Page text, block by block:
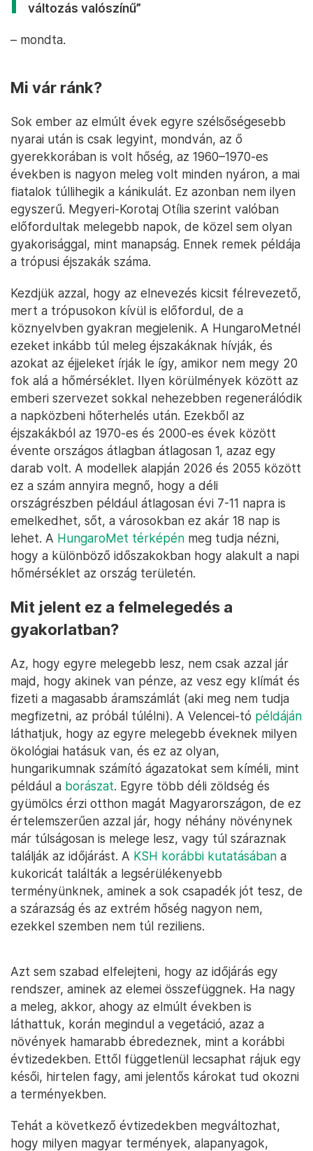
változás valószínű”
– mondta.
Mi vár ránk?
Sok ember az elmúlt évek egyre szélsőségesebb
nyarai után is csak legyint, mondván, az ő
gyerekkorában is volt hőség, az 1960–1970-es
években is nagyon meleg volt minden nyáron, a mai
fiatalok túllihegik a kánikulát. Ez azonban nem ilyen
egyszerű. Megyeri-Korotaj Otília szerint valóban
előfordultak melegebb napok, de közel sem olyan
gyakorisággal, mint manapság. Ennek remek példája
a trópusi éjszakák száma.
Kezdjük azzal, hogy az elnevezés kicsit félrevezető,
mert a trópusokon kívül is előfordul, de a
köznyelvben gyakran megjelenik. A HungaroMetnél
ezeket inkább túl meleg éjszakáknak hívják, és
azokat az éjjeleket írják le így, amikor nem megy 20
fok alá a hőmérséklet. Ilyen körülmények között az
emberi szervezet sokkal nehezebben regenerálódik
a napközbeni hőterhelés után. Ezekből az
éjszakákból az 1970-es és 2000-es évek között
évente országos átlagban átlagosan 1, azaz egy
darab volt. A modellek alapján 2026 és 2055 között
ez a szám annyira megnő, hogy a déli
országrészben például átlagosan évi 7-11 napra is
emelkedhet, sőt, a városokban ez akár 18 nap is
lehet. A HungaroMet térképén meg tudja nézni,
hogy a különböző időszakokban hogy alakult a napi
hőmérséklet az ország területén.
Mit jelent ez a felmelegedés a
gyakorlatban?
Az, hogy egyre melegebb lesz, nem csak azzal jár
majd, hogy akinek van pénze, az vesz egy klímát és
fizeti a magasabb áramszámlát (aki meg nem tudja
megfizetni, az próbál túlélni). A Velencei-tó példáján
láthatjuk, hogy az egyre melegebb éveknek milyen
ökológiai hatásuk van, és ez az olyan,
hungarikumnak számító ágazatokat sem kíméli, mint
például a borászat. Egyre több déli zöldség és
gyümölcs érzi otthon magát Magyarországon, de ez
értelemszerűen azzal jár, hogy néhány növénynek
már túlságosan is melege lesz, vagy túl száraznak
találják az időjárást. A KSH korábbi kutatásában a
kukoricát találták a legsérülékenyebb
terményünknek, aminek a sok csapadék jót tesz, de
a szárazság és az extrém hőség nagyon nem,
ezekkel szemben nem túl reziliens.
Azt sem szabad elfelejteni, hogy az időjárás egy
rendszer, aminek az elemei összefüggnek. Ha nagy
a meleg, akkor, ahogy az elmúlt években is
láthattuk, korán megindul a vegetáció, azaz a
növények hamarabb ébredeznek, mint a korábbi
évtizedekben. Ettől függetlenül lecsaphat rájuk egy
késői, hirtelen fagy, ami jelentős károkat tud okozni
a terményekben.
Tehát a következő évtizedekben megváltozhat,
hogy milyen magyar termények, alapanyagok,